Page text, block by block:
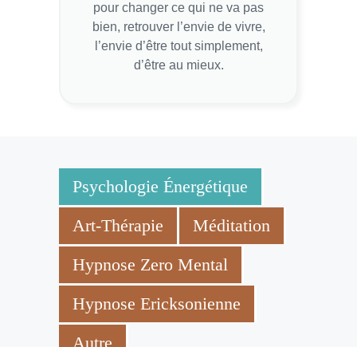
pour changer ce qui ne va pas
bien, retrouver l’envie de vivre,
l’envie d’être tout simplement,
d’être au mieux.
Psychologie Énergétique
Art-Thérapie
Méditation
Hypnose Zero Mental
Hypnose Ericksonienne
Autre